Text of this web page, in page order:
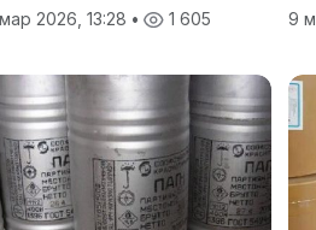
2026, 13:28 • 1 605
9